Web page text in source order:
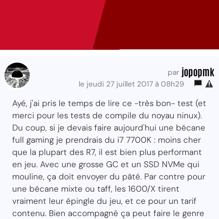
par jopopmk
le jeudi 27 juillet 2017 à 08h29
Ayé, j'ai pris le temps de lire ce -très bon- test (et
merci pour les tests de compile du noyau ninux).
Du coup, si je devais faire aujourd'hui une bécane
full gaming je prendrais du i7 7700K : moins cher
que la plupart des R7, il est bien plus performant
en jeu. Avec une grosse GC et un SSD NVMe qui
mouline, ça doit envoyer du pâté. Par contre pour
une bécane mixte ou taff, les 1600/X tirent
vraiment leur épingle du jeu, et ce pour un tarif
contenu. Bien accompagné ça peut faire le genre